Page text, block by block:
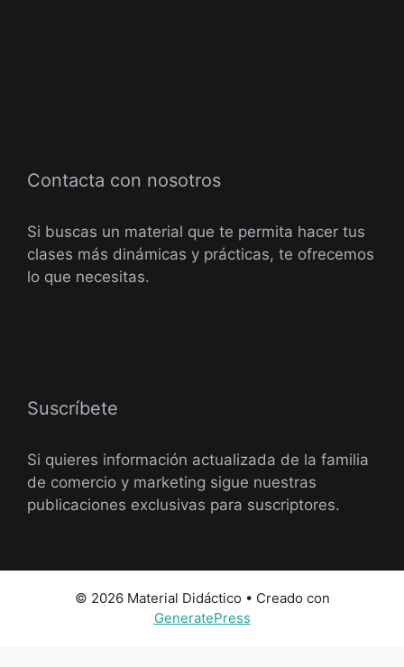
Contacta con nosotros
Si buscas un material que te permita hacer tus
clases más dinámicas y prácticas, te ofrecemos
lo que necesitas.
Suscríbete
Si quieres información actualizada de la familia
de comercio y marketing sigue nuestras
publicaciones exclusivas para suscriptores.
© 2026 Material Didáctico • Creado con
GeneratePress